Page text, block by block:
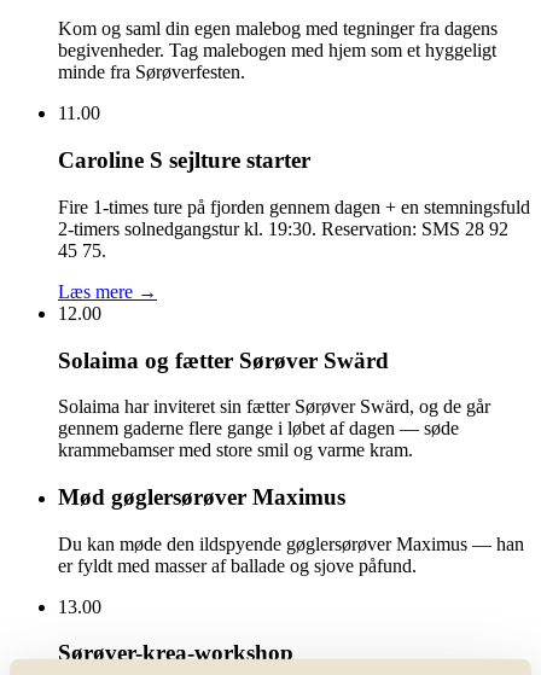
Kom og saml din egen malebog med tegninger fra dagens
begivenheder. Tag malebogen med hjem som et hyggeligt
minde fra Sørøverfesten.
11.00
Caroline S sejlture starter
Fire 1-times ture på fjorden gennem dagen + en stemningsfuld
2-timers solnedgangstur kl. 19:30. Reservation: SMS 28 92
45 75.
Læs mere →
12.00
Solaima og fætter Sørøver Swärd
Solaima har inviteret sin fætter Sørøver Swärd, og de går
gennem gaderne flere gange i løbet af dagen — søde
krammebamser med store smil og varme kram.
Mød gøglersørøver Maximus
Du kan møde den ildspyende gøglersørøver Maximus — han
er fyldt med masser af ballade og sjove påfund.
13.00
Sørøver-krea-workshop